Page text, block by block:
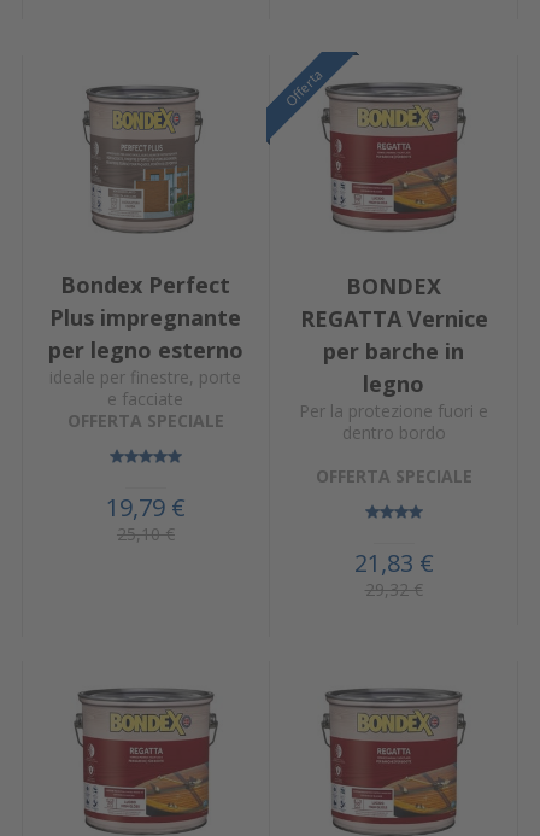
Bondex Perfect
Plus impregnante
per legno esterno
ideale per finestre, porte
e facciate
OFFERTA SPECIALE
19,79 €
25,10 €
Offerta
Offerta
Offerta
BONDEX
REGATTA Vernice
per barche in
legno
Per la protezione fuori e
dentro bordo
OFFERTA SPECIALE
21,83 €
29,32 €